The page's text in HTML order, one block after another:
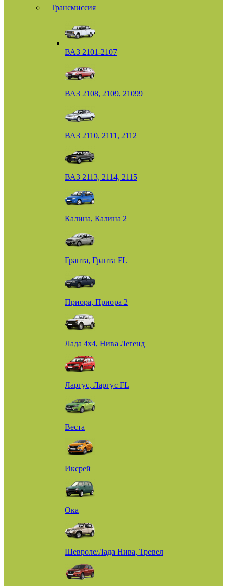
Трансмиссия
ВАЗ 2101-2107
ВАЗ 2108, 2109, 21099
ВАЗ 2110, 2111, 2112
ВАЗ 2113, 2114, 2115
Калина, Калина 2
Гранта, Гранта FL
Приора, Приора 2
Лада 4х4, Нива Легенд
Ларгус, Ларгус FL
Веста
Иксрей
Ока
Шевроле/Лада Нива, Тревел